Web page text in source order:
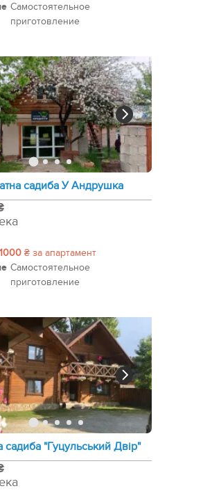
Самостоятельное
приготовление
садиба У Андрушка
1000 ₴ за апартамент
Самостоятельное
приготовление
садиба "Гуцульський Двір"